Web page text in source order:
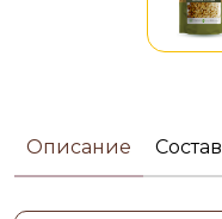
Описание Состав